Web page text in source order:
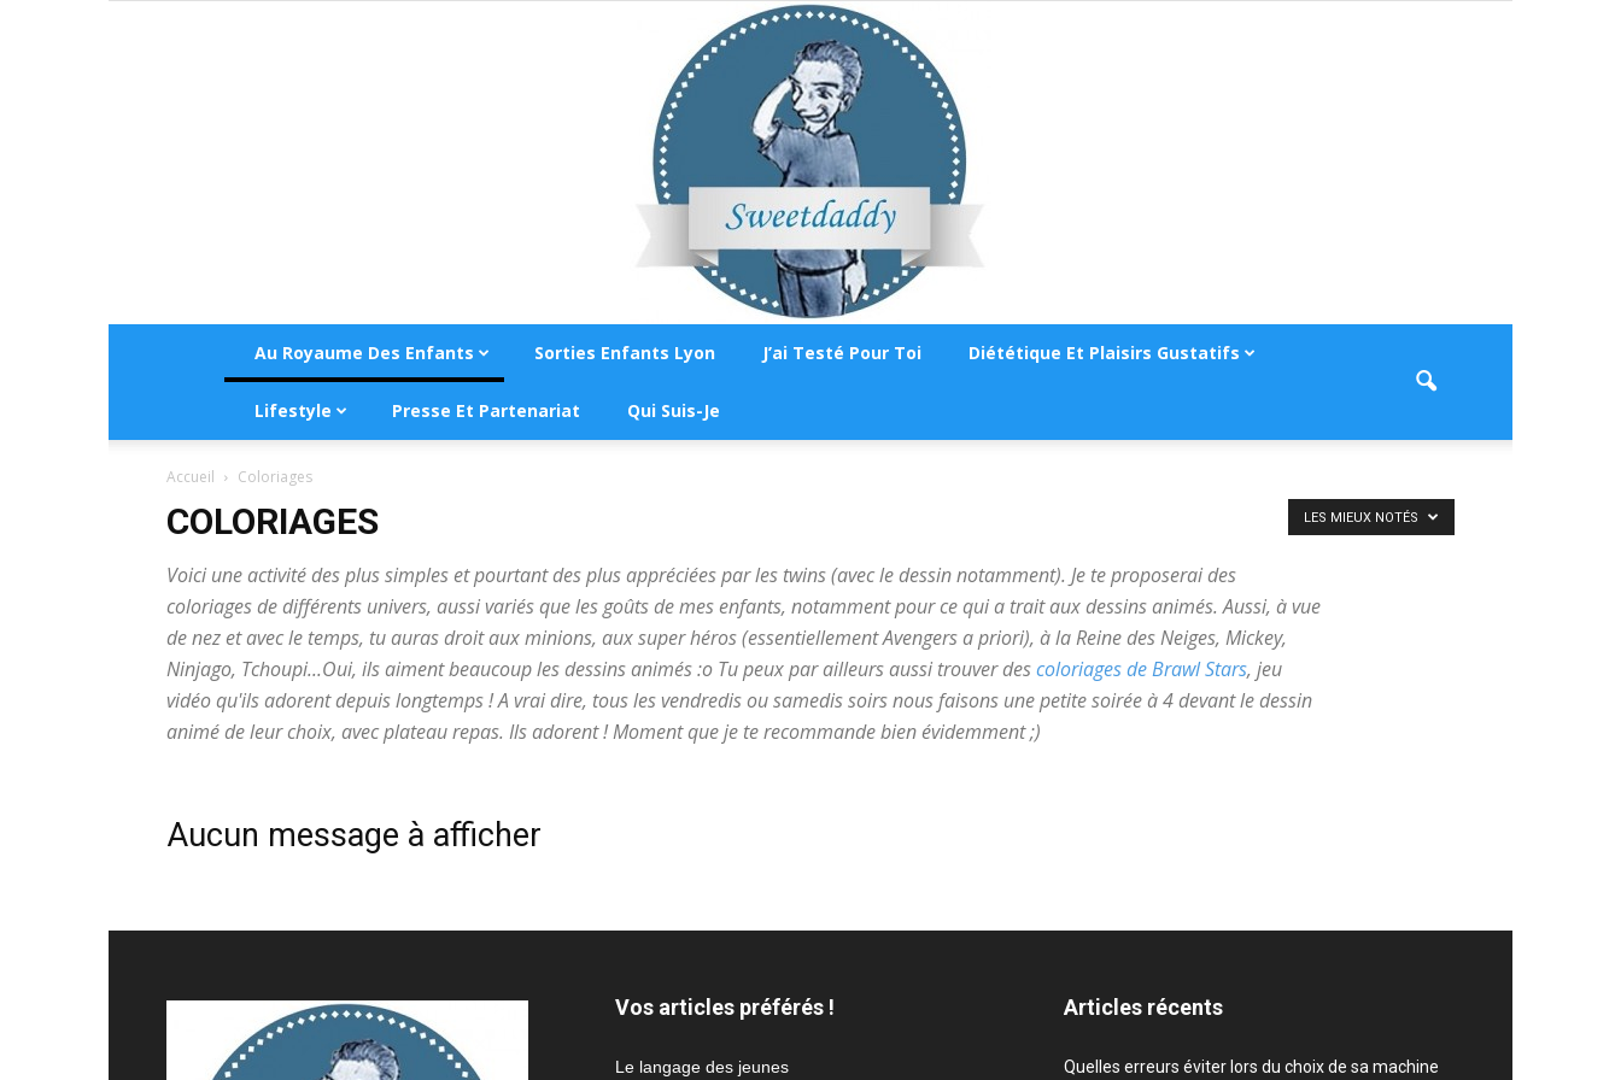
Au Royaume Des Enfants Sorties Enfants Lyon J’ai Testé Pour Toi Diététique Et Plaisirs Gustatifs
Lifestyle Presse Et Partenariat Qui Suis-Je
Accueil Coloriages
COLORIAGES
Voici une activité des plus simples et pourtant des plus appréciées par les twins (avec le dessin notamment). Je te proposerai des
coloriages de différents univers, aussi variés que les goûts de mes enfants, notamment pour ce qui a trait aux dessins animés. Aussi, à vue
de nez et avec le temps, tu auras droit aux minions, aux super héros (essentiellement Avengers a priori), à la Reine des Neiges, Mickey,
Ninjago, Tchoupi...Oui, ils aiment beaucoup les dessins animés :o Tu peux par ailleurs aussi trouver descoloriages de Brawl Stars, jeu
vidéo qu'ils adorent depuis longtemps ! A vrai dire, tous les vendredis ou samedis soirs nous faisons une petite soirée à 4 devant le dessin
animé de leur choix, avec plateau repas. Ils adorent ! Moment que je te recommande bien évidemment ;)
LES MIEUX NOTÉS
Aucun message à afficher
Vos articles préférés !
Le langage des jeunes
Articles récents
Quelles erreurs éviter lors du choix de sa machine